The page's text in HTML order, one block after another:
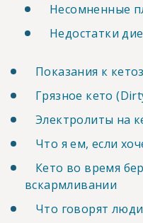
Несомненные
Недостатки
Показания к
Грязное кето
Электролиты на
Что я ем, если
Кето во время
вскармливании
Что говорят